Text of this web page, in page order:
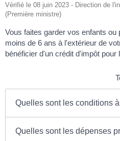
Vérifié le 08 juin 2023 - Direction de
(Première ministre)
Vous faites garder vos enfants ou
moins de 6 ans à l'extérieur de
bénéficier d'un crédit d'impôt pour
Quelles sont les conditions
Quelles sont les dépenses